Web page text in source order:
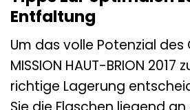
Entfaltung
Um das volle Potenzial des
MISSION HAUT-BRION
richtige Lagerung